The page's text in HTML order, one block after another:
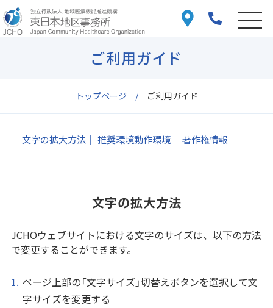
トップページ ご利用ガイド
ご利用ガイド
文字の拡大方法 推奨環境動作環境 著作権情報
文字の拡大方法
JCHOウェブサイトにおける文字のサイズは、以下の方法
で変更することができます。
ページ上部の「文字サイズ」切替えボタンを選択して文
字サイズを変更する